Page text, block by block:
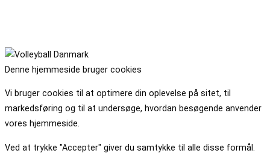
Denne hjemmeside bruger cookies
Vi bruger cookies til at optimere din oplevelse på sitet, til
markedsføring og til at undersøge, hvordan besøgende anvender
vores hjemmeside.
Ved at trykke "Accepter" giver du samtykke til alle disse formål.